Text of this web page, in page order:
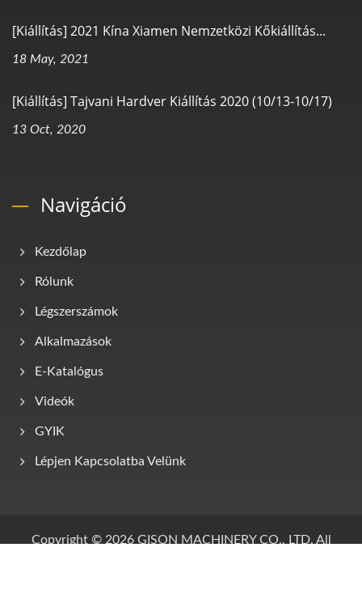
[Kiállítás] 2021 Kína Xiamen Nemzetközi Kőkiállítás...
18 May, 2021
[Kiállítás] Tajvani Hardver Kiállítás 2020 (10/13-10/17)
13 Oct, 2020
Navigáció
Kezdőlap
Rólunk
Légszerszámok
Alkalmazások
E-Katalógus
Videók
GYIK
Lépjen Kapcsolatba Velünk
Copyright © 2026 GISON MACHINERY CO., LTD. All